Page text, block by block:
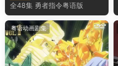
全48集 勇者指令粤语版
粤语动画剧集